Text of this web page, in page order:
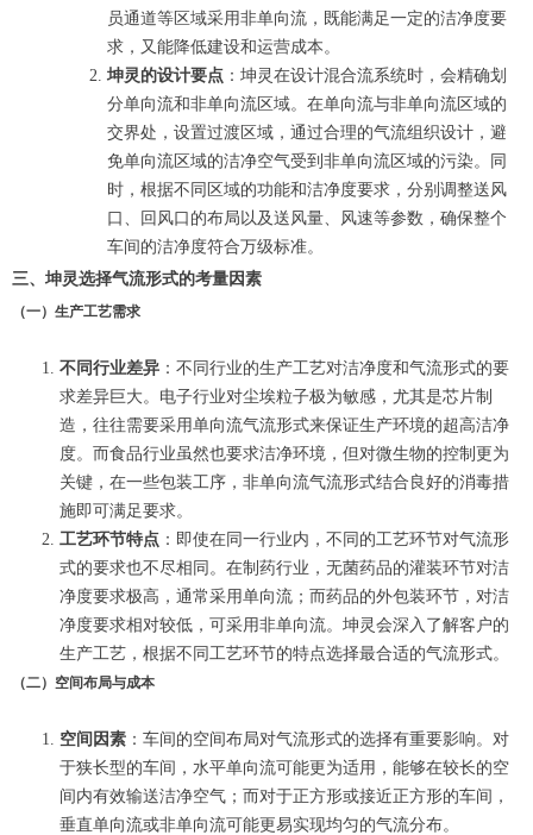
员通道等区域采用非单向流，既能满足一定的洁净度要
求，又能降低建设和运营成本。
坤灵的设计要点 ：坤灵在设计混合流系统时，会精确划
分单向流和非单向流区域。在单向流与非单向流区域的
交界处，设置过渡区域，通过合理的气流组织设计，避
免单向流区域的洁净空气受到非单向流区域的污染。同
时，根据不同区域的功能和洁净度要求，分别调整送风
口、回风口的布局以及送风量、风速等参数，确保整个
车间的洁净度符合万级标准。
三、坤灵选择气流形式的考量因素
（一）生产工艺需求
不同行业差异 ：不同行业的生产工艺对洁净度和气流形式的要
求差异巨大。电子行业对尘埃粒子极为敏感，尤其是芯片制
造，往往需要采用单向流气流形式来保证生产环境的超高洁净
度。而食品行业虽然也要求洁净环境，但对微生物的控制更为
关键，在一些包装工序，非单向流气流形式结合良好的消毒措
施即可满足要求。
工艺环节特点 ：即使在同一行业内，不同的工艺环节对气流形
式的要求也不尽相同。在制药行业，无菌药品的灌装环节对洁
净度要求极高，通常采用单向流；而药品的外包装环节，对洁
净度要求相对较低，可采用非单向流。坤灵会深入了解客户的
生产工艺，根据不同工艺环节的特点选择最合适的气流形式。
（二）空间布局与成本
空间因素 ：车间的空间布局对气流形式的选择有重要影响。对
于狭长型的车间，水平单向流可能更为适用，能够在较长的空
间内有效输送洁净空气；而对于正方形或接近正方形的车间，
垂直单向流或非单向流可能更易实现均匀的气流分布。